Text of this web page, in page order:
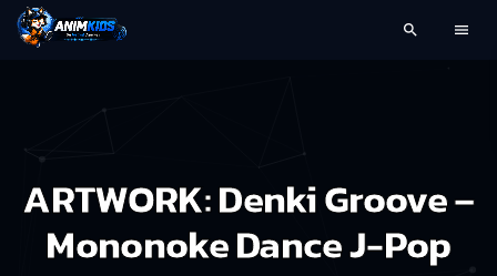
search menu
ARTWORK: Denki Groove –
Mononoke Dance J-Pop